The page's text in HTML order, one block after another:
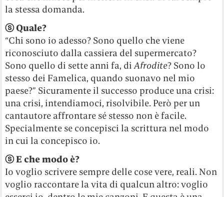
la stessa domanda.
ⓢ Quale?
“Chi sono io adesso? Sono quello che viene
riconosciuto dalla cassiera del supermercato?
Sono quello di sette anni fa, diAfrodite? Sono lo
stesso dei Famelica, quando suonavo nel mio
paese?” Sicuramente il successo produce una crisi:
una crisi, intendiamoci, risolvibile. Però per un
cantautore affrontare sé stesso non è facile.
Specialmente se concepisci la scrittura nel modo
in cui la concepisco io.
ⓢ E che modo è?
Io voglio scrivere sempre delle cose vere, reali. Non
voglio raccontare la vita di qualcun altro: voglio